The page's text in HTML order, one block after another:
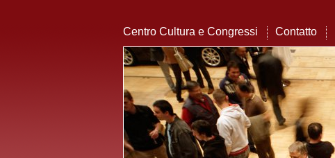
Centro Cultura e Congressi Contatto